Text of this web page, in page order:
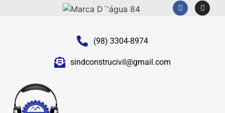
(98) 3304-8974
sindconstrucivil@gmail.com